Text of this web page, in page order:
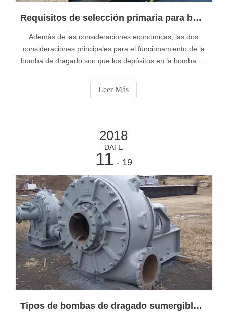
Requisitos de selección primaria para bombas de dragado ofrecidas por el proveedor de bombas de dragado de China
Además de las consideraciones económicas, las dos
consideraciones principales para el funcionamiento de la
bomba de dragado son que los depósitos en la bomba no
debido a las operaciones de flujo. Los parámetros clave
de diseño a recordar para cumplir con los requisitos
Leer Más
2018
DATE
11 - 19
Tipos de bombas de dragado sumergibles de servicio pesado en China